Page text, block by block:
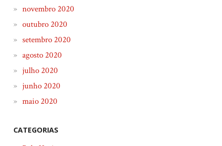
novembro 2020
outubro 2020
setembro 2020
agosto 2020
julho 2020
junho 2020
maio 2020
CATEGORIAS